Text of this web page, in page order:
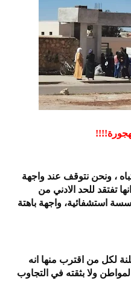
، ونحن نتوقف عند واجهة
تفتقد للحد الادني من
استشفائية، واجهة باهتة
لكل من اقترب منها انه
ولا بثقته في التجاوب